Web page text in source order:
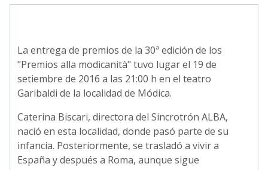
La entrega de premios de la 30ª edición de los
"Premios alla modicanità" tuvo lugar el 19 de
setiembre de 2016 a las 21:00 h en el teatro
Garibaldi de la localidad de Módica.
Caterina Biscari, directora del Sincrotrón ALBA,
nació en esta localidad, donde pasó parte de su
infancia. Posteriormente, se trasladó a vivir a
España y después a Roma, aunque sigue